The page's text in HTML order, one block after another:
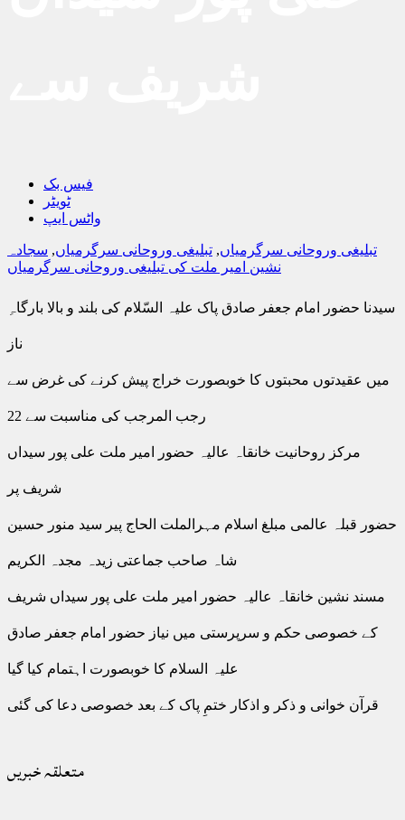
فیس بک
ٹویٹر
واٹس ایپ
تبلیغی وروحانی سرگرمیاں, تبلیغی وروحانی سرگرمیاں, سجادہ
نشین امیر ملت کی تبلیغی وروحانی سرگرمیاں
سیدنا حضور امام جعفر صادق پاک علیہ السّلام کی بلند و بالا بارگاہِ
ناز
میں عقیدتوں محبتوں کا خوبصورت خراج پیش کرنے کی غرض سے
22 رجب المرجب کی مناسبت سے
مرکز روحانیت خانقاہ عالیہ حضور امیر ملت علی پور سیداں
شریف پر
حضور قبلہ عالمی مبلغ اسلام مہرالملت الحاج پیر سید منور حسین
شاہ صاحب جماعتی زیدہ مجدہ الکریم
مسند نشین خانقاہ عالیہ حضور امیر ملت علی پور سیداں شریف
کے خصوصی حکم و سرپرستی میں نیاز حضور امام جعفر صادق
علیہ السلام کا خوبصورت اہتمام کیا گیا
قرآن خوانی و ذکر و اذکار ختمِ پاک کے بعد خصوصی دعا کی گئی
متعلقہ خبریں